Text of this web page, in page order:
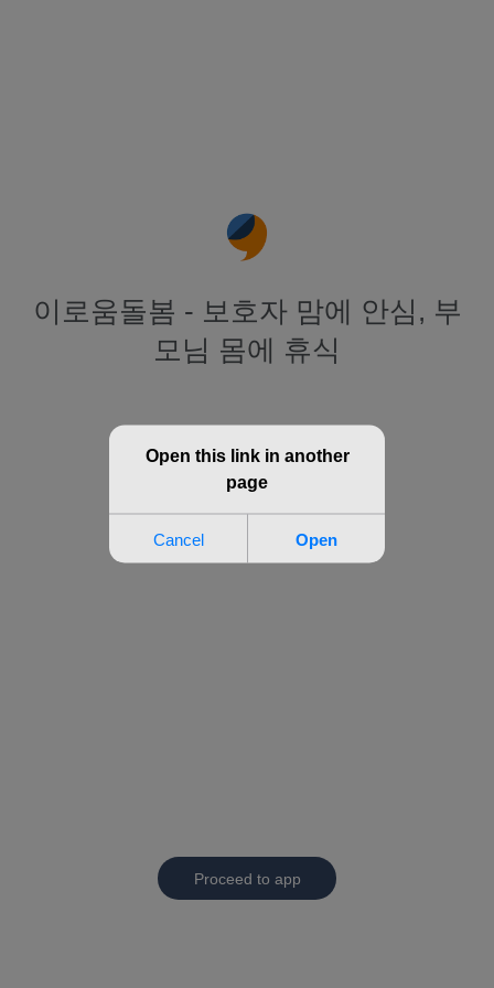
이로움돌봄 - 보호자 맘에 안심, 부
모님 몸에 휴식
Proceed to app